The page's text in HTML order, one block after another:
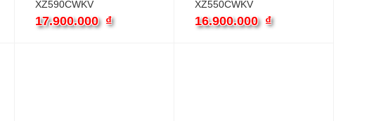
XZ590CWKV
17.900.000 ₫
XZ550CWKV
16.900.000 ₫